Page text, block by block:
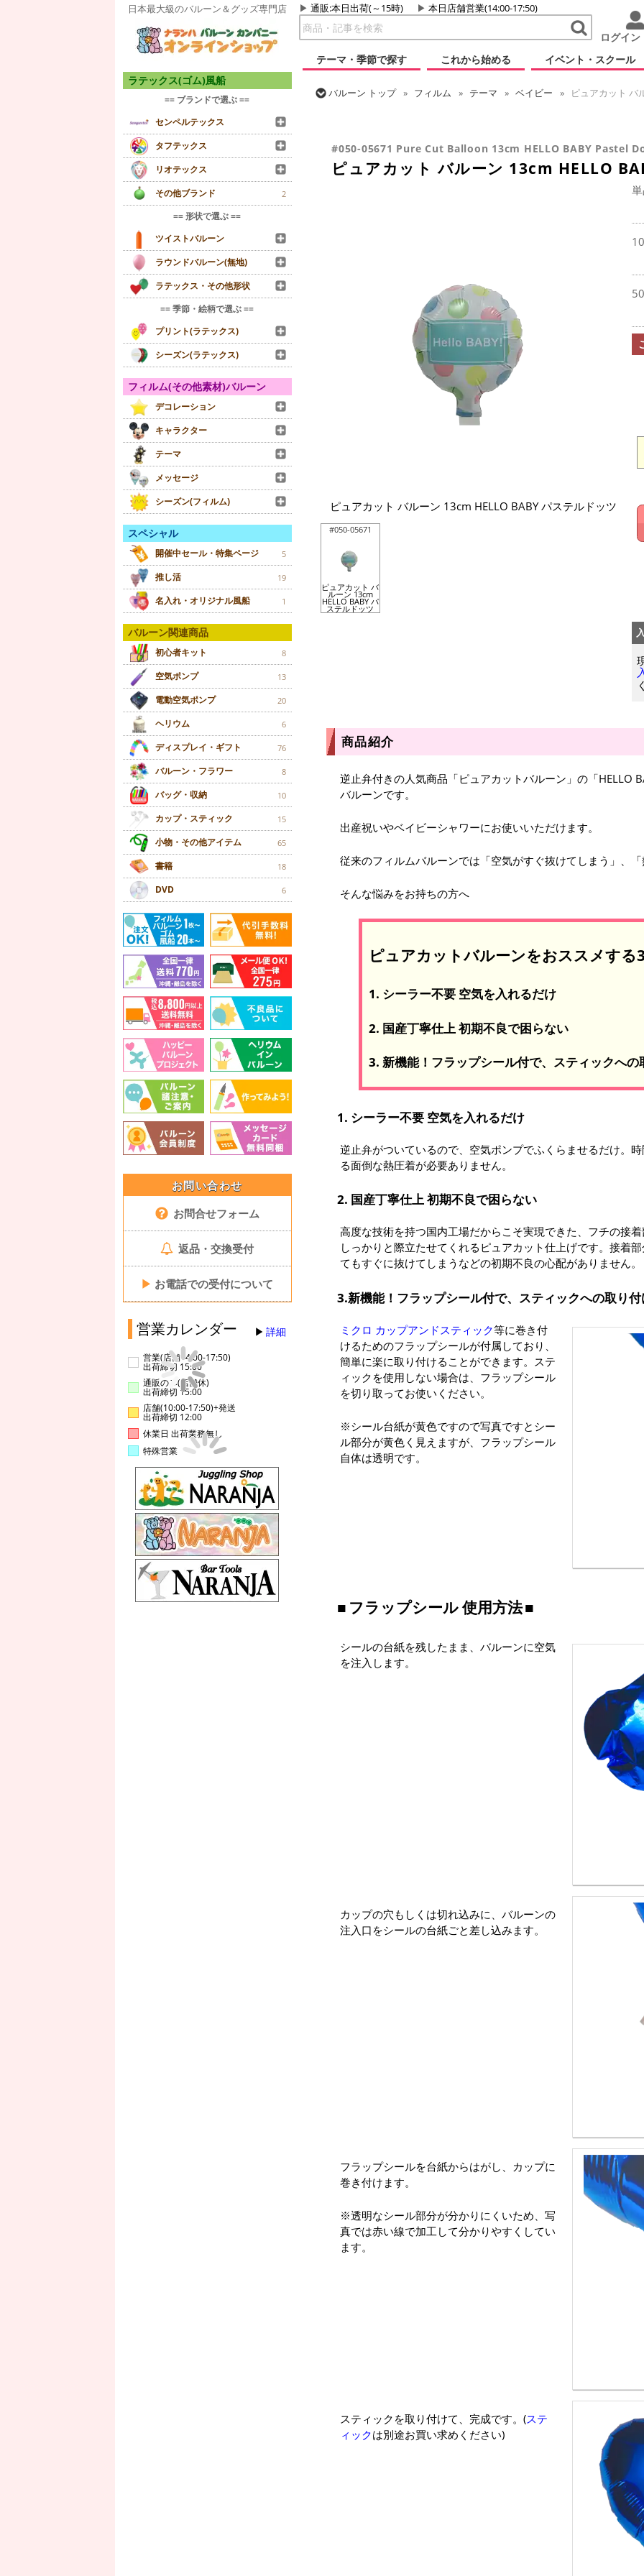
日本最大級のバルーン＆グッズ専門店 通販:本日出荷(～15時) 本日店舗営業(14:00-17:50)
ログイン
テーマ・季節で探す
これから始める イベント・スクール
ラテックス(ゴム)風船
== ブランドで選ぶ ==
センペルテックス
タフテックス
リオテックス
その他ブランド
2
== 形状で選ぶ ==
ツイストバルーン
ラウンドバルーン(無地)
ラテックス・その他形状
== 季節・絵柄で選ぶ ==
プリント(ラテックス)
シーズン(ラテックス)
フィルム(その他素材)バルーン
デコレーション
キャラクター
テーマ
メッセージ
シーズン(フィルム)
スペシャル
開催中セール・特集ページ 5
推し活 19
名入れ・オリジナル風船 1
バルーン関連商品
初心者キット 8
空気ポンプ 13
電動空気ポンプ 20
ヘリウム 6
ディスプレイ・ギフト 76
バルーン・フラワー 8
バッグ・収納 10
カップ・スティック 15
小物・その他アイテム 65
書籍 18
DVD 6
お問い合わせ
お問合せフォーム
返品・交換受付
▶ お電話での受付について
営業カレンダー 詳細
営業(店舗14:00-17:50)
出荷締切 15:00
通販のみ(店舗休)
出荷締切 15:00
店舗(10:00-17:50)+発送
出荷締切 12:00
休業日 出荷業務無し
特殊営業
バルーン トップ フィルム テーマ ベイビー
ピュアカット バ
#050-05671 Pure Cut Balloon 13cm HELLO BABY Pastel
ピュアカット バルーン 13cm HELLO
ピュアカット バルーン 13cm HELLO BABY パステルドッツ
#050-05671
ピュアカット バ
ルーン 13cm
HELLO BABY パ
ステルドッツ
商品紹介
逆止弁付きの人気商品「ピュアカットバルーン」の「HELLO
バルーンです。
出産祝いやベイビーシャワーにお使いいただけます。
従来のフィルムバルーンでは「空気がすぐ抜けてしまう」、
そんな悩みをお持ちの方へ
ピュアカットバルーンをおススメする
1. シーラー不要 空気を入れるだけ
2. 国産丁寧仕上 初期不良で困らない
3. 新機能！フラップシール付で、スティックへ
1. シーラー不要 空気を入れるだけ
逆止弁がついているので、空気ポンプでふくらませるだけ。
る面倒な熱圧着が必要ありません。
2. 国産丁寧仕上 初期不良で困らない
高度な技術を持つ国内工場だからこそ実現できた、フチの接
しっかりと際立たせてくれるピュアカット仕上げです。接着
てもすぐに抜けてしまうなどの初期不良の心配がありません。
3.新機能！フラップシール付で、スティックへの取り
ミクロ カップアンドスティック等に巻き付
けるためのフラップシールが付属しており、
簡単に楽に取り付けることができます。ステ
ィックを使用しない場合は、フラップシール
を切り取ってお使いください。
※シール台紙が黄色ですので写真ですとシー
ル部分が黄色く見えますが、フラップシール
自体は透明です。
フラップシール 使用方法
シールの台紙を残したまま、バルーンに空気
を注入します。
カップの穴もしくは切れ込みに、バルーンの
注入口をシールの台紙ごと差し込みます。
フラップシールを台紙からはがし、カップに
巻き付けます。
※透明なシール部分が分かりにくいため、写
真では赤い線で加工して分かりやすくしてい
ます。
スティックを取り付けて、完成です。(ステ
ィックは別途お買い求めください)